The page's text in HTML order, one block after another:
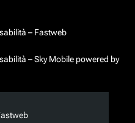
– Fastweb
– Sky Mobile powered by